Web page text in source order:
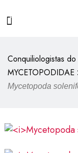
Conquiliologistas do
MYCETOPODIDAE
Mycetopoda